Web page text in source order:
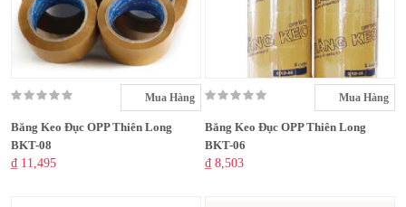
Mua Hàng
Băng Keo Đục OPP Thiên Long
BKT-08
₫ 11,495
Mua Hàng
Băng Keo Đục OPP Thiên Long
BKT-06
₫ 8,503